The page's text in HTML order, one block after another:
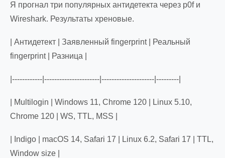
Я прогнал три популярных антидетекта через p0f и
Wireshark. Результаты хреновые.
| Антидетект | Заявленный fingerprint | Реальный
fingerprint | Разница |
|------------|----------------------|---------------------|---------|
| Multilogin | Windows 11, Chrome 120 | Linux 5.10,
Chrome 120 | WS, TTL, MSS |
| Indigo | macOS 14, Safari 17 | Linux 6.2, Safari 17 | TTL,
Window size |